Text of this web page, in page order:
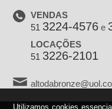
Utilizamos cookies
VENDAS
51 3224-4576 e
LOCAÇÕES
51 3226-2101